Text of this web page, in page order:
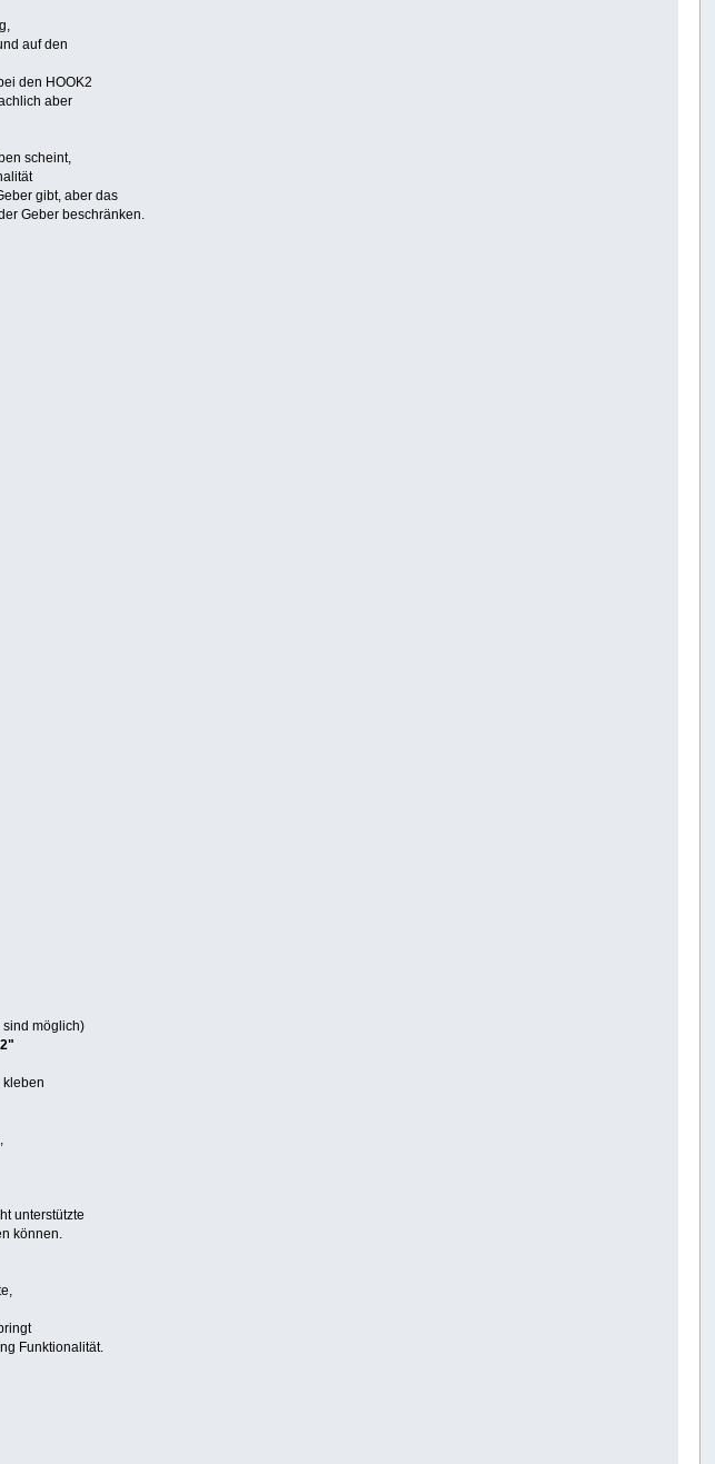
auf den
den HOOK2
aber
scheint,
gibt, aber das
Geber beschränken.
sind möglich)
kleben
unterstützte
können.
Funktionalität.